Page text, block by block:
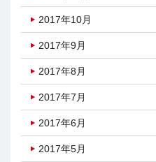
2017年10月
2017年9月
2017年8月
2017年7月
2017年6月
2017年5月